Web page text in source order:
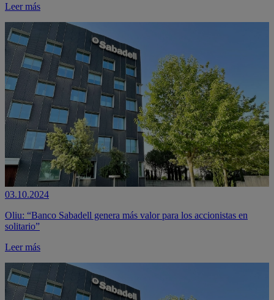
Leer más
03.10.2024
Oliu: “Banco Sabadell genera más valor para los accionistas en
solitario”
Leer más